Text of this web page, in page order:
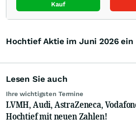
Kauf
Hochtief Aktie im Juni 2026 ein
Lesen Sie auch
Ihre wichtigsten Termine
LVMH, Audi, AstraZeneca,
Hochtief mit neuen Zahlen!